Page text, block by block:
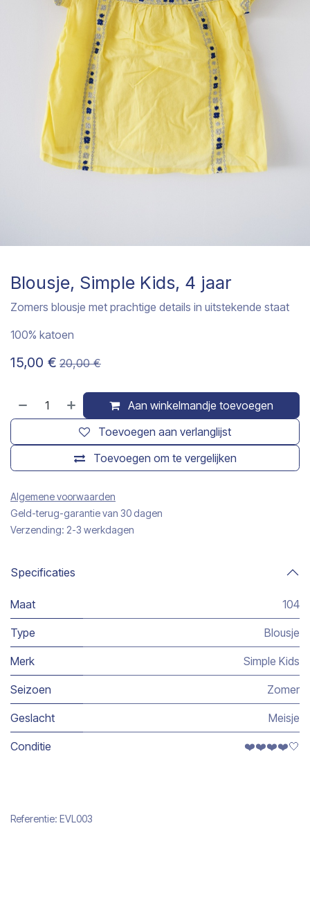
Blousje, Simple Kids, 4 jaar
Zomers blousje met prachtige details in uitstekende staat
100% katoen
15,00 € 20,00€
Aan winkelmandje toevoegen
Toevoegen om te vergelijken
Toevoegen aan verlanglijst
Algemene voorwaarden
Geld-terug-garantie van 30 dagen
Verzending: 2-3 werkdagen
Specificaties
Maat 104
Type Blousje
Merk Simple Kids
Seizoen Zomer
Geslacht Meisje
Conditie ❤️❤️❤️❤️🤍
Referentie: EVL003